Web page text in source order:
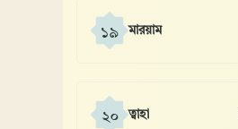
১৯ মারয়াম
২০ ত্বাহা